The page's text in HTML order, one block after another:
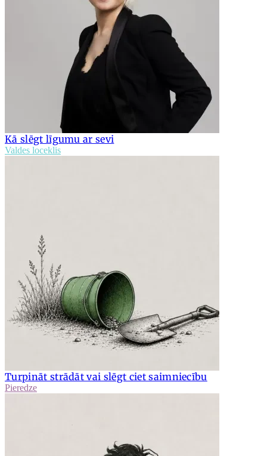
Kā slēgt līgumu ar sevi
Valdes loceklis
Turpināt strādāt vai slēgt ciet saimniecību
Pieredze